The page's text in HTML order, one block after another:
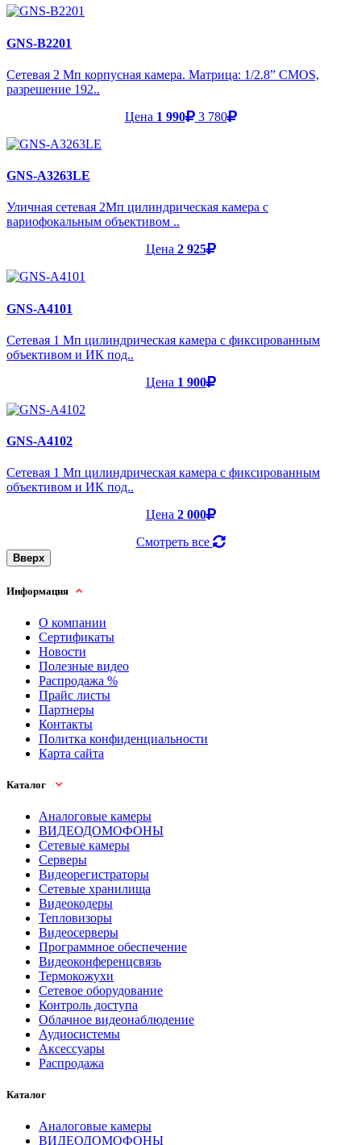
GNS-B2201
Сетевая 2 Мп корпусная камера. Матрица: 1/2.8” CMOS,
разрешение 192..
Цена 1 990 3 780
GNS-A3263LE
Уличная сетевая 2Мп цилиндрическая камера с
вариофокальным объективом ..
Цена 2 925
GNS-A4101
Cетевая 1 Мп цилиндрическая камера с фиксированным
объективом и ИК под..
Цена 1 900
GNS-A4102
Cетевая 1 Мп цилиндрическая камера с фиксированным
объективом и ИК под..
Цена 2 000
Смотреть все
Вверх
Информация
О компании
Сертификаты
Новости
Полезные видео
Распродажа %
Прайс листы
Партнеры
Контакты
Политка конфиденциальности
Карта сайта
Каталог
Аналоговые камеры
ВИДЕОДОМОФОНЫ
Сетевые камеры
Серверы
Видеорегистраторы
Сетевые хранилища
Видеокодеры
Тепловизоры
Видеосерверы
Программное обеспечение
Видеоконференцсвязь
Термокожухи
Сетевое оборудование
Контроль доступа
Облачное видеонаблюдение
Аудиосистемы
Аксессуары
Распродажа
Каталог
Аналоговые камеры
ВИДЕОДОМОФОНЫ